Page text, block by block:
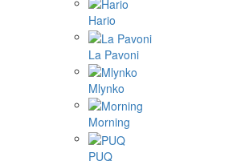
Hario
La Pavoni
Mlynko
Morning
PUQ